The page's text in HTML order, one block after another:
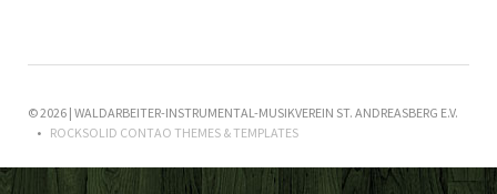
© 2026 | WALDARBEITER-INSTRUMENTAL-MUSIKVEREIN ST. ANDREASBERG E.V.
ROCKSOLID CONTAO THEMES & TEMPLATES